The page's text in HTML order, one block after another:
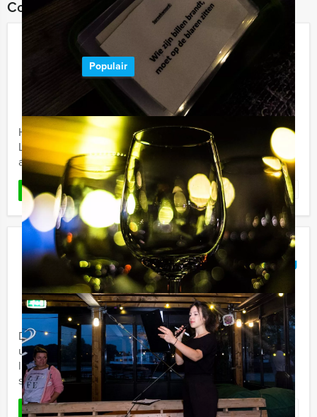
Combineer dit uitje met:
Wie is de Rat in Leeuwarden
Populair
€ 22,50 p.p. excl. BTW
Vanaf 12 personen ‐ 3 uur en 30 minuten
Holland Tour Guides bouwt tijdens de Wie is de Rat in
Leeuwarden van uw groep een hecht team en laat u
allerlei uitdagende opdrachten doen.
LEES MEER Favoriet
Wie is de Rat Lunch Naarden Vesting
Vanaf€ 52,50 p.p. excl. BTW
Vanaf 12 personen ‐ 4 uur en 30 minuten
De Wie is de Rat Lunch van Holland Tour Guides is een
uitdagend spel door de stad, inclusief een heerlijke
lunch in drie verschillende restaurants. Jullie spelen het
spel ...
LEES MEER Favoriet